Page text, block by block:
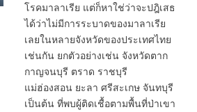
โรคมาลาเรีย แต่ก็หาใช่ว่าจะปฎิเสธ
ได้ว่าไม่มีการระบาดของมาลาเรีย
เลยในหลายจังหวัดของประเทศไทย
เช่นกัน ยกตัวอย่างเช่น จังหวัดตาก
กาญจนบุรี ตราด ราชบุรี
แม่ฮ่องสอน ยะลา ศรีสะเกษ จันทบุรี
เป็นต้น ที่พบผู้ติดเชื้อตามพื้นที่ป่าเขา